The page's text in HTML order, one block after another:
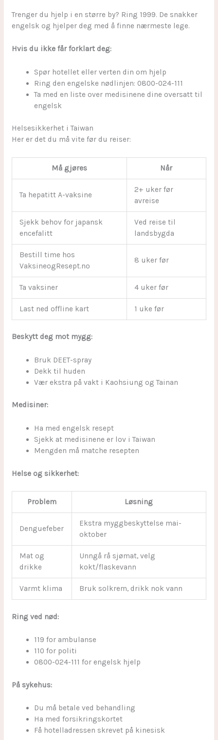
Trenger du hjelp i en større by? Ring 1999. De snakker
engelsk og hjelper deg med å finne nærmeste lege.
Hvis du ikke får forklart deg:
Spør hotellet eller verten din om hjelp
Ring den engelske nødlinjen: 0800-024-111
Ta med en liste over medisinene dine oversatt til
engelsk
Helsesikkerhet i Taiwan
Her er det du må vite før du reiser:
Må gjøres Når
Ta hepatitt A-vaksine
2+ uker før
avreise
Sjekk behov for japansk
encefalitt
Ved reise til
landsbygda
Bestill time hos
VaksineogResept.no
8 uker før
Ta vaksiner 4 uker før
Last ned offline kart 1 uke før
Beskytt deg mot mygg:
Bruk DEET-spray
Dekk til huden
Vær ekstra på vakt i Kaohsiung og Tainan
Medisiner:
Ha med engelsk resept
Sjekk at medisinene er lov i Taiwan
Mengden må matche resepten
Helse og sikkerhet:
Problem Løsning
Denguefeber
Ekstra myggbeskyttelse mai-
oktober
Mat og
drikke
Unngå rå sjømat, velg
kokt/flaskevann
Varmt klima Bruk solkrem, drikk nok vann
Ring ved nød:
119 for ambulanse
110 for politi
0800-024-111 for engelsk hjelp
På sykehus:
Du må betale ved behandling
Ha med forsikringskortet
Få hotelladressen skrevet på kinesisk